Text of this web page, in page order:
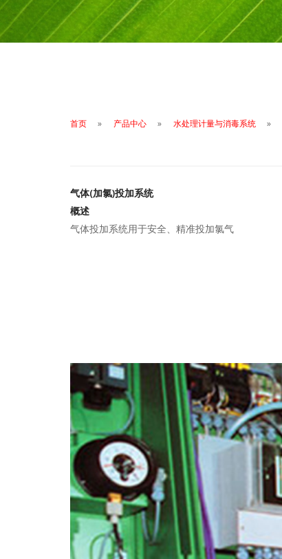
首页 产品中心 水处理计量与消毒系统
气体(加氯)投加系统
概述
气体投加系统用于安全、精准投加氯气